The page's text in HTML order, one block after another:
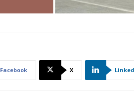
Facebook X